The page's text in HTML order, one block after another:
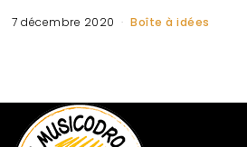
7 décembre 2020 Boîte à idées